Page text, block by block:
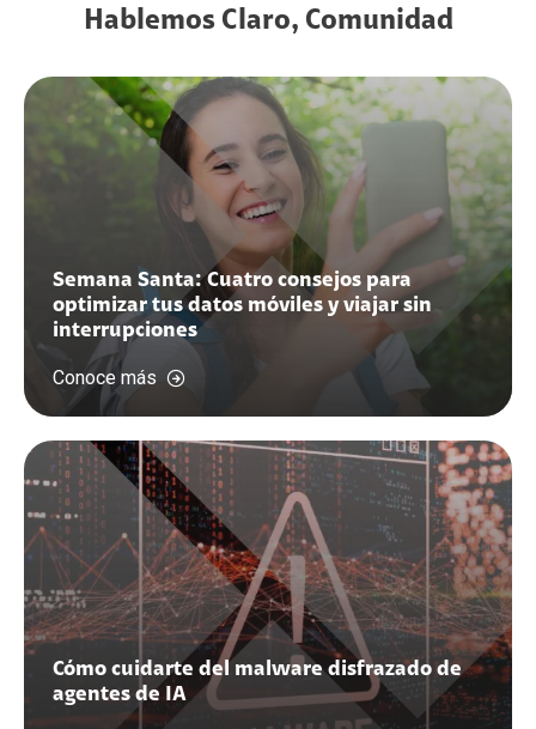
Hablemos Claro, Comunidad
Semana Santa: Cuatro consejos para
optimizar tus datos móviles y viajar sin
interrupciones
Conoce más
Cómo cuidarte del malware disfrazado de
agentes de IA